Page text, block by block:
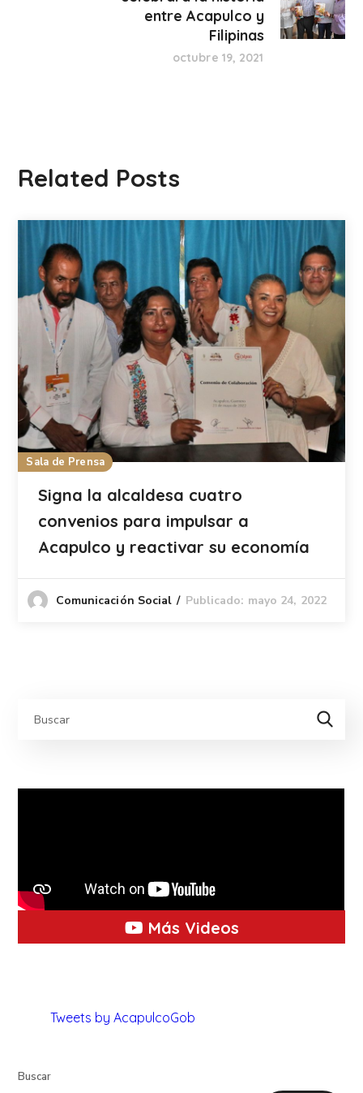
entre Acapulco y
Filipinas
octubre 19, 2021
Related Posts
Sala de Prensa
Signa la alcaldesa cuatro
convenios para impulsar a
Acapulco y reactivar su economía
Comunicación Social Publicado: mayo 24, 2022
Más Videos
Tweets by AcapulcoGob
Buscar